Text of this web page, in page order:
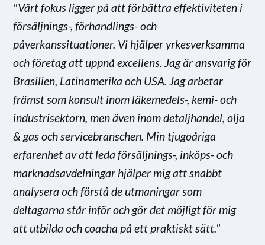
"Vårt fokus ligger på att förbättra effektiviteten i
försäljnings-, förhandlings- och
påverkanssituationer. Vi hjälper yrkesverksamma
och företag att uppnå excellens. Jag är ansvarig för
Brasilien, Latinamerika och USA. Jag arbetar
främst som konsult inom läkemedels-, kemi- och
industrisektorn, men även inom detaljhandel, olja
& gas och servicebranschen. Min tjugoåriga
erfarenhet av att leda försäljnings-, inköps- och
marknadsavdelningar hjälper mig att snabbt
analysera och förstå de utmaningar som
deltagarna står inför och gör det möjligt för mig
att utbilda och coacha på ett praktiskt sätt."